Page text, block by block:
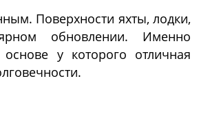
Поверхности яхты, лодки,
обновлении. Именно
у которого отличная